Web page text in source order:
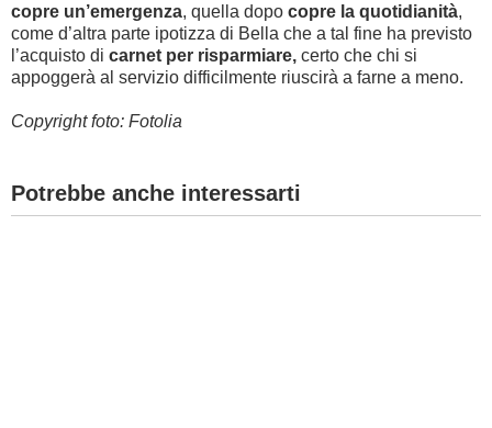
copre un’emergenza, quella dopo copre la quotidianità,
come d’altra parte ipotizza di Bella che a tal fine ha previsto
l’acquisto di carnet per risparmiare, certo che chi si
appoggerà al servizio difficilmente riuscirà a farne a meno.
Copyright foto: Fotolia
Potrebbe anche interessarti